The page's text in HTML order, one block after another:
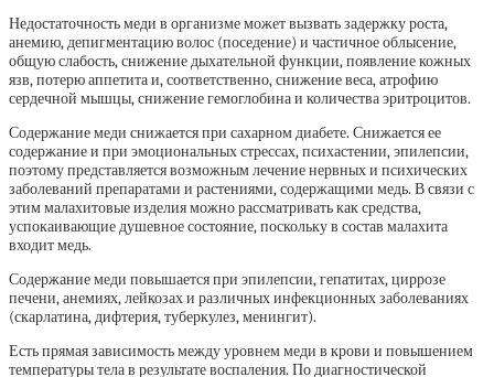
Недостаточность меди в организме может вызвать задержку роста,
анемию, депигментацию волос (поседение) и частичное облысение,
общую слабость, снижение дыхательной функции, появление кожных
язв, потерю аппетита и, соответственно, снижение веса, атрофию
сердечной мышцы, снижение гемоглобина и количества эритроцитов.
Содержание меди снижается при сахарном диабете. Снижается ее
содержание и при эмоциональных стрессах, психастении, эпилепсии,
поэтому представляется возможным лечение нервных и психических
заболеваний препаратами и растениями, содержащими медь. В связи с
этим малахитовые изделия можно рассматривать как средства,
успокаивающие душевное состояние, поскольку в состав малахита
входит медь.
Содержание меди повышается при эпилепсии, гепатитах, циррозе
печени, анемиях, лейкозах и различных инфекционных заболеваниях
(скарлатина, дифтерия, туберкулез, менингит).
Есть прямая зависимость между уровнем меди в крови и повышением
температуры тела в результате воспаления. По диагностической